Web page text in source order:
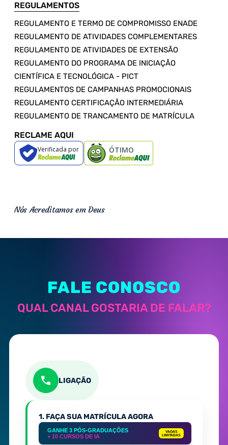
REGULAMENTOS
REGULAMENTO E TERMO DE COMPROMISSO ENADE
REGULAMENTO DE ATIVIDADES COMPLEMENTARES
REGULAMENTO DE ATIVIDADES DE EXTENSÃO
REGULAMENTO DO PROGRAMA DE INICIAÇÃO
CIENTÍFICA E TECNOLÓGICA - PICT
REGULAMENTOS DE CAMPANHAS PROMOCIONAIS
REGULAMENTO CERTIFICAÇÃO INTERMEDIÁRIA
REGULAMENTO DE TRANCAMENTO DE MATRÍCULA
RECLAME AQUI
Verificada por ÓTIMO
Nós Acreditamos em Deus
FALE CONOSCO
QUAL CANAL GOSTARIA DE FALAR?
LIGAÇÃO
1. FAÇA SUA MATRÍCULA AGORA
GANHE 3 PÓS-GRADUAÇÕES
+ 10 CURSOS DE IA
VAGAS
LIMITADAS